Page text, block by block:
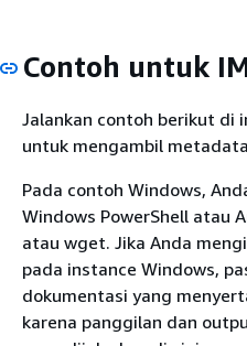
Contoh untuk
Jalankan contoh berikut di
untuk mengambil
Pada contoh Windows,
Windows PowerShell atau
atau wget. Jika Anda
pada instance Windows,
dokumentasi yang
karena panggilan dan